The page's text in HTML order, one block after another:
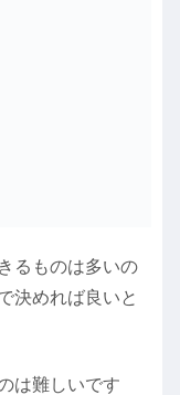
るものは多いの
決めれば良いと
は難しいです